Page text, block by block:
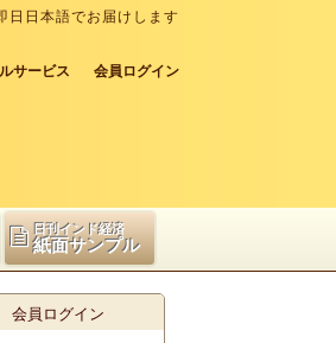
日日本語でお届けします
サービス 会員ログイン
日刊インド経済
紙面サンプル
会員ログイン